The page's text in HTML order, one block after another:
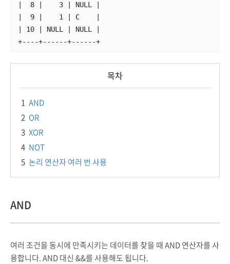
|  8 |    3 | NULL |
|  9 |    1 | C    |
| 10 | NULL | NULL |
+----+------+------+
목차
1 AND
2 OR
3 XOR
4 NOT
5 논리 연산자 여러 번 사용
AND
여러 조건을 동시에 만족시키는 데이터를 찾을 때 AND 연산자를 사
용합니다. AND 대신 &&를 사용해도 됩니다.